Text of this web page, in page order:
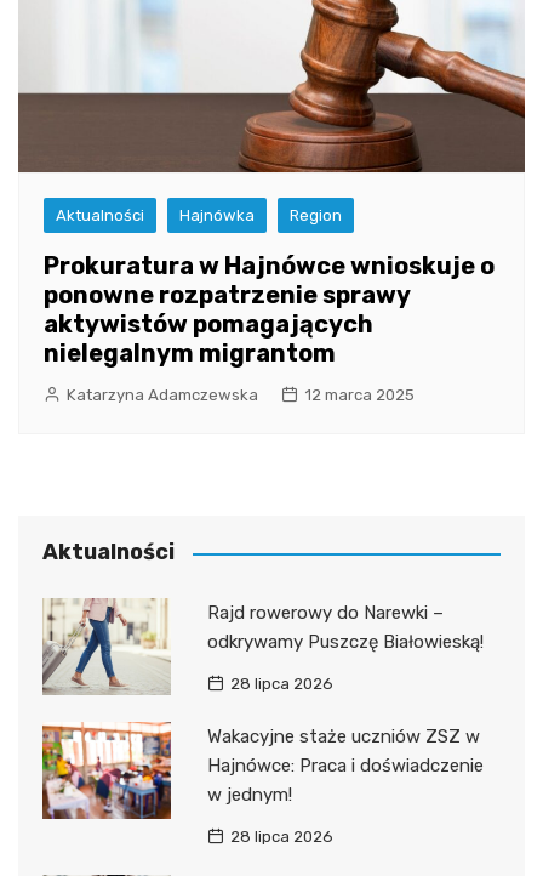
Aktualności Hajnówka Region
Prokuratura w Hajnówce wnioskuje o
ponowne rozpatrzenie sprawy
aktywistów pomagających
nielegalnym migrantom
Katarzyna Adamczewska 12 marca 2025
Aktualności
Rajd rowerowy do Narewki –
odkrywamy Puszczę Białowieską!
28 lipca 2026
Wakacyjne staże uczniów ZSZ w
Hajnówce: Praca i doświadczenie
w jednym!
28 lipca 2026